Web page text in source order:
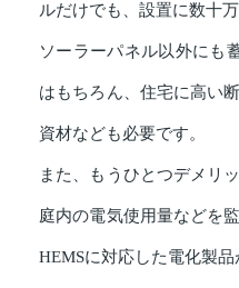
ルだけでも、設置に数十
ソーラーパネル以外にも
はもちろん、住宅に高い
資材なども必要です。
また、もうひとつデメリ
庭内の電気使用量などを
HEMSに対応した電化製品